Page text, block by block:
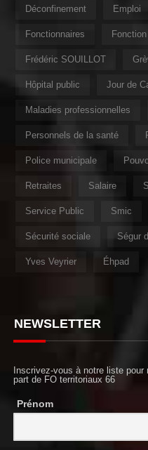
Déconfinement Emploi
Fonctionnaires
Frédéric SOUILLOT
Hôpital public Jour de
Maladies professionnelles
Personnels de la santé
Police municipale
Retraites Salaire
Service Public Smic
Sécurité sociale Ségur
Yves Veyrier Éhpad
NEWSLETTER
Inscrivez-vous à notre liste
part de FO territoriaux 66
Prénom